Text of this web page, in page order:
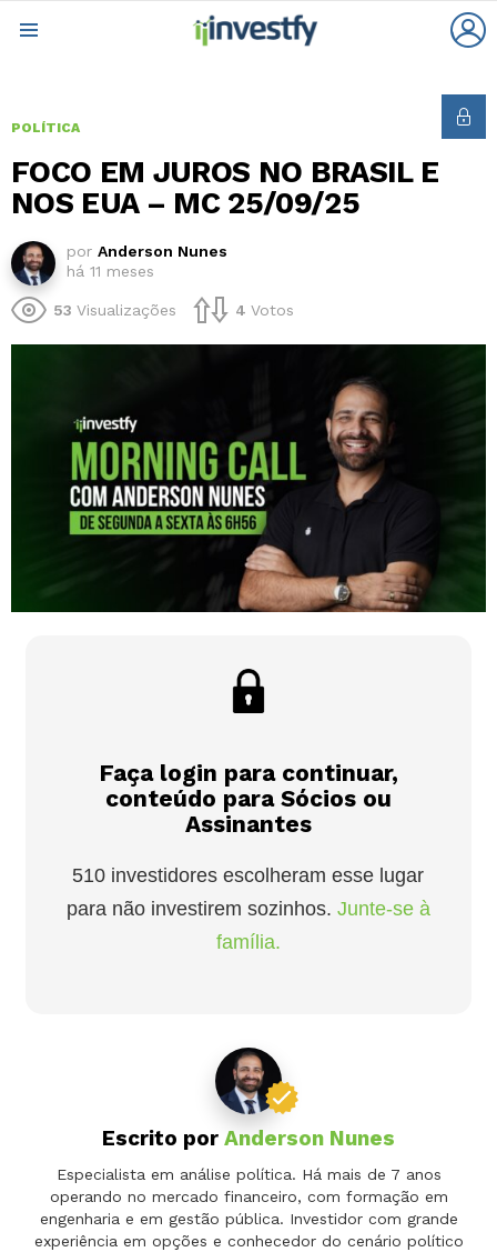
POLÍTICA
FOCO EM JUROS NO BRASIL E
NOS EUA – MC 25/09/25
por Anderson Nunes
há 11 meses
53 Visualizações 4 Votos
Faça login para continuar,
conteúdo para Sócios ou
Assinantes
510 investidores escolheram esse lugar
para não investirem sozinhos. Junte-se à
família.
Escrito por Anderson Nunes
Especialista em análise política. Há mais de 7 anos
operando no mercado financeiro, com formação em
engenharia e em gestão pública. Investidor com grande
experiência em opções e conhecedor do cenário político